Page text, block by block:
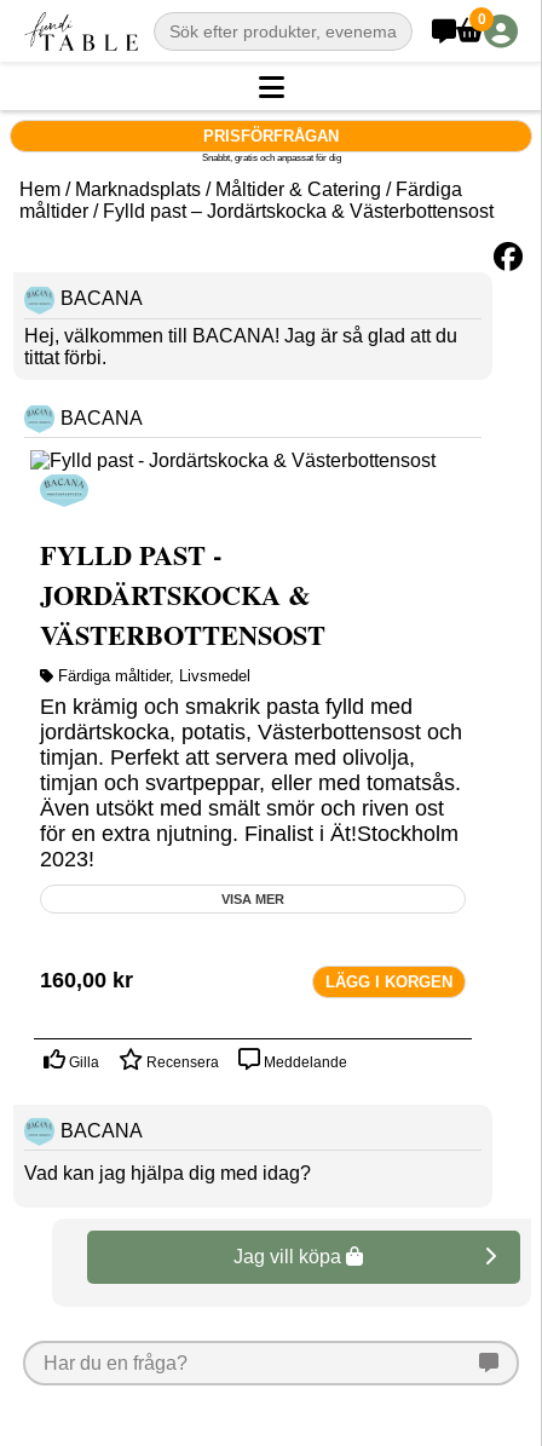
0
PRISFÖRFRÅGAN
Snabbt, gratis och anpassat för dig
Hem/ Marknadsplats/ Måltider & Catering / Färdiga
måltider/ Fylld past – Jordärtskocka & Västerbottensost
BACANA
Hej, välkommen till BACANA! Jag är så glad att du
tittat förbi.
BACANA
FYLLD PAST -
JORDÄRTSKOCKA &
VÄSTERBOTTENSOST
Färdiga måltider, Livsmedel
En krämig och smakrik pasta fylld med
jordärtskocka, potatis, Västerbottensost och
timjan. Perfekt att servera med olivolja,
timjan och svartpeppar, eller med tomatsås.
Även utsökt med smält smör och riven ost
för en extra njutning. Finalist i Ät!Stockholm
2023!
VISA MER
160,00 kr LÄGG I KORGEN
Gilla Recensera Meddelande
BACANA
Vad kan jag hjälpa dig med idag?
Jag vill köpa
Har du en fråga?